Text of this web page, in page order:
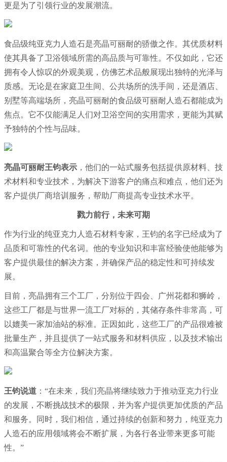
更是为了引领行业的发展潮流。
食品级纯亚克力人造石是亮晶可丽耐的骄傲之作。其优质材料
使其具备了卫浴领域所需的高品质与可靠性。不仅如此，它还
拥有令人惊叹的外观美观，仿佛艺术品般展现出独特的光泽与
质感。无论是在家庭卫生间、公共场所的洗手间，还是酒店、
别墅等高端场所，亮晶可丽耐的食品级可丽耐人造石都能成为
焦点。它不仅能满足人们对卫浴空间的实用需求，更能为其赋
予独特的个性与品味。
亮晶可丽耐王钧表示 ，他们的一站式服务包括提供原材料、技
术材料和专业技术，为解决下游客户的痛点和难点，他们还为
客户提供厂商培训服务，帮助厂商提高专业技术水平。
戮力前行，未来可期
作为行业的纯亚克力人造石材料专家，王钧的名字已经成为了
品质和可靠性的代名词。他的专业知识和丰富经验使他能够为
客户提供最佳的解决方案，并确保产品的稳定性和可持续发
展。
目前，亮晶拥有三个工厂，分别位于四会、广州花都和狮岭，
这些工厂都是与世界一流工厂对标的，其储存条件非常高，可
以媲美一家加油站的标准。正因如此，这些工厂的产品很难被
批量生产，并且提供了一站式服务和材料供应，以及技术输出
和高温聚合等全方位解决方案。
王钧说道 ：“在未来，我们亮晶将继续致力于推动亚克力行业
的发展，不断挑战技术的极限，并为客户提供更加优质的产品
和服务。同时，我们相信，通过持续的创新和努力，纯亚克力
人造石的应用领域将会不断扩展，为各行各业带来更多可能
性。”